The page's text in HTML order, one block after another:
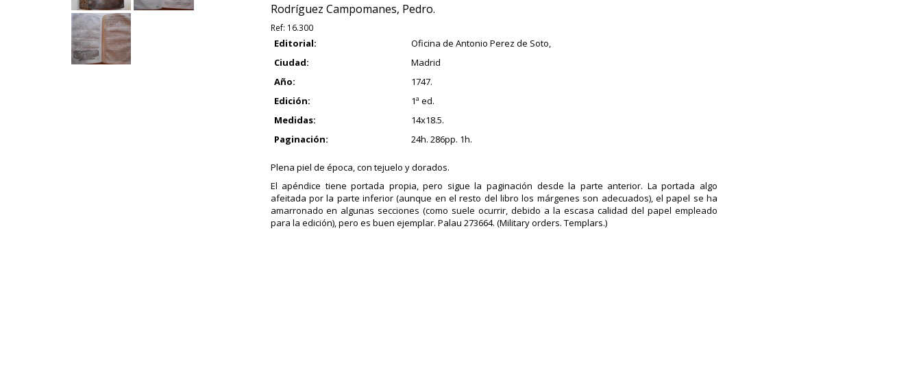
Rodríguez Campomanes, Pedro.
Ref: 16.300
Editorial:
Oficina de Antonio Perez de Soto,
Ciudad:
Madrid
Año:
1747.
Edición:
1ª ed.
Medidas:
14x18.5.
Paginación:
24h. 286pp. 1h.
Plena piel de época, con tejuelo y dorados.
El apéndice tiene portada propia, pero sigue la paginación desde la parte anterior. La portada algo
afeitada por la parte inferior (aunque en el resto del libro los márgenes son adecuados), el papel se ha
amarronado en algunas secciones (como suele ocurrir, debido a la escasa calidad del papel empleado
para la edición), pero es buen ejemplar. Palau 273664. (Military orders. Templars.)